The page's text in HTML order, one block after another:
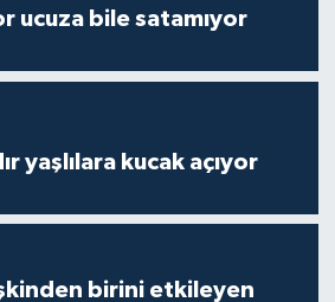
ucuza bile satamıyor
yaşlılara kucak açıyor
birini etkileyen